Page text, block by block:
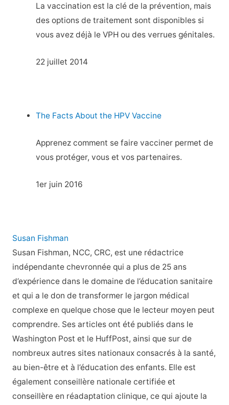
La vaccination est la clé de la prévention, mais
des options de traitement sont disponibles si
vous avez déjà le VPH ou des verrues génitales.
22 juillet 2014
The Facts About the HPV Vaccine
Apprenez comment se faire vacciner permet de
vous protéger, vous et vos partenaires.
1er juin 2016
Susan Fishman
Susan Fishman, NCC, CRC, est une rédactrice
indépendante chevronnée qui a plus de 25 ans
d’expérience dans le domaine de l’éducation sanitaire
et qui a le don de transformer le jargon médical
complexe en quelque chose que le lecteur moyen peut
comprendre. Ses articles ont été publiés dans le
Washington Post et le HuffPost, ainsi que sur de
nombreux autres sites nationaux consacrés à la santé,
au bien-être et à l’éducation des enfants. Elle est
également conseillère nationale certifiée et
conseillère en réadaptation clinique, ce qui ajoute la